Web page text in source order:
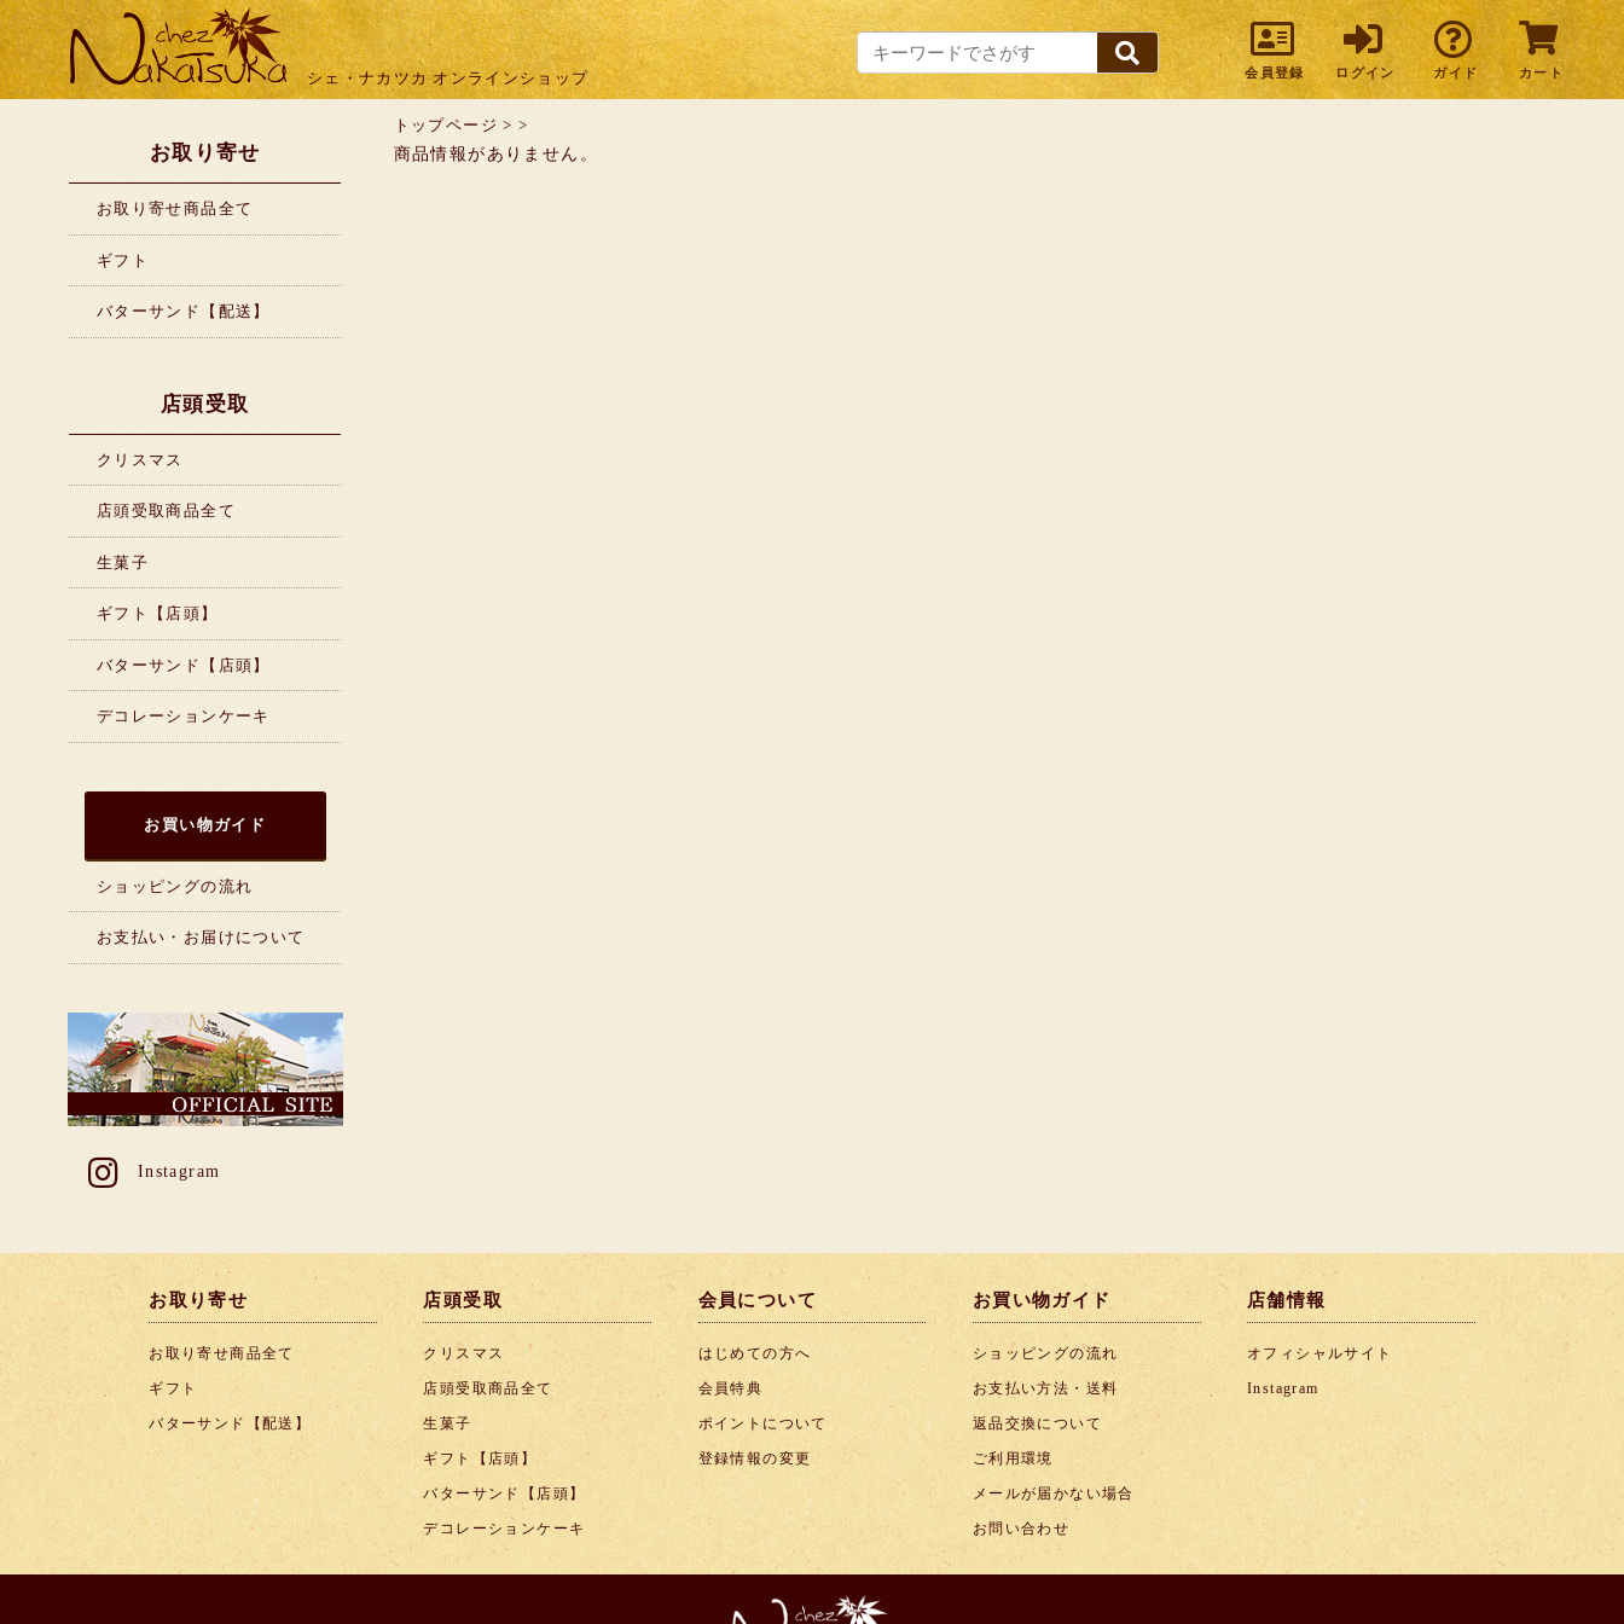
会員登録 ログイン ガイド カート
シェ・ナカツカ オンラインショップ
お取り寄せ
お取り寄せ商品全て
ギフト
バターサンド【配送】
店頭受取
クリスマス
店頭受取商品全て
生菓子
ギフト【店頭】
バターサンド【店頭】
デコレーションケーキ
お買い物ガイド
ショッピングの流れ
お支払い・お届けについて
Instagram
トップページ >>
商品情報がありません。
お取り寄せ
お取り寄せ商品全て
ギフト
バターサンド【配送】
店頭受取
クリスマス
店頭受取商品全て
生菓子
ギフト【店頭】
バターサンド【店頭】
デコレーションケーキ
会員について
はじめての方へ
会員特典
ポイントについて
登録情報の変更
お買い物ガイド
ショッピングの流れ
お支払い方法・送料
返品交換について
ご利用環境
メールが届かない場合
お問い合わせ
店舗情報
オフィシャルサイト
Instagram